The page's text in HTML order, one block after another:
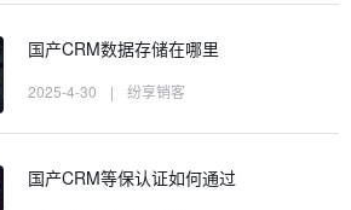
国产CRM数据存储在哪里
2025-4-30 | 纷享销客
国产CRM等保认证如何通过